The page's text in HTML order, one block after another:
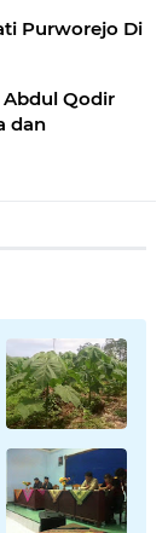
Purworejo Di
Abdul Qodir
dan